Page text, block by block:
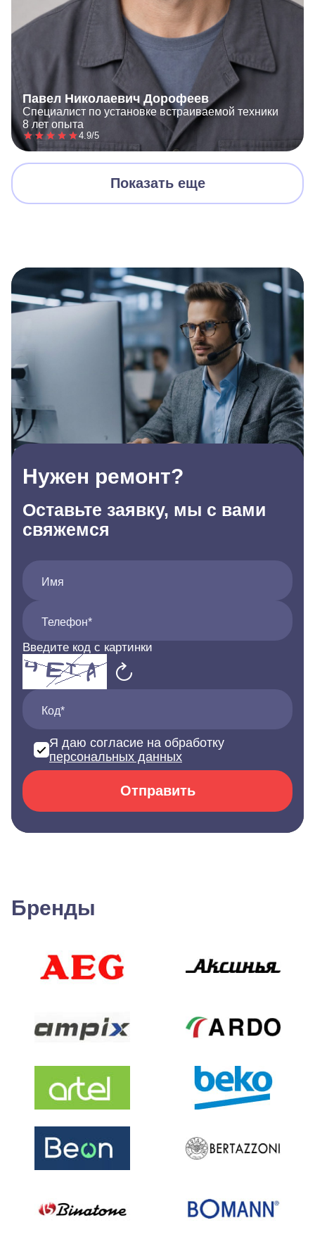
Павел Николаевич Дорофеев
Специалист по установке встраиваемой техники
8 лет опыта
4.9/5
Показать еще
Нужен ремонт?
Оставьте заявку, мы с вами
свяжемся
Имя
Телефон*
Введите код с картинки
Код*
Я даю согласие на обработку
персональных данных
Отправить
Бренды